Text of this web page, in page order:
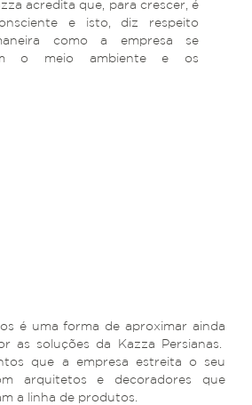
acredita que, para crescer, é
e isto, diz respeito
como a empresa se
o meio ambiente e os
é uma forma de aproximar ainda
as soluções da Kazza Persianas.
que a empresa estreita o seu
arquitetos e decoradores que
a linha de produtos.